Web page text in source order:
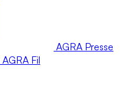
AGRA Presse
AGRA Fil